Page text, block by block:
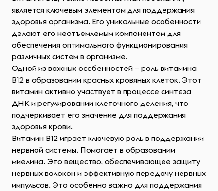
является ключевым элементом для поддержания
здоровья организма. Его уникальные особенности
делают его неотъемлемым компонентом для
обеспечения оптимального функционирования
различных систем в организме.
Одной из важных особенностей – роль витамина
B12 в образовании красных кровяных клеток. Этот
витамин активно участвует в процессе синтеза
ДНК и регулировании клеточного деления, что
подчеркивает его значение для поддержания
здоровья крови.
Витамин B12 играет ключевую роль в поддержании
нервной системы. Помогает в образовании
миелина. Это вещество, обеспечивающее защиту
нервных волокон и эффективную передачу нервных
импульсов. Это особенно важно для поддержания